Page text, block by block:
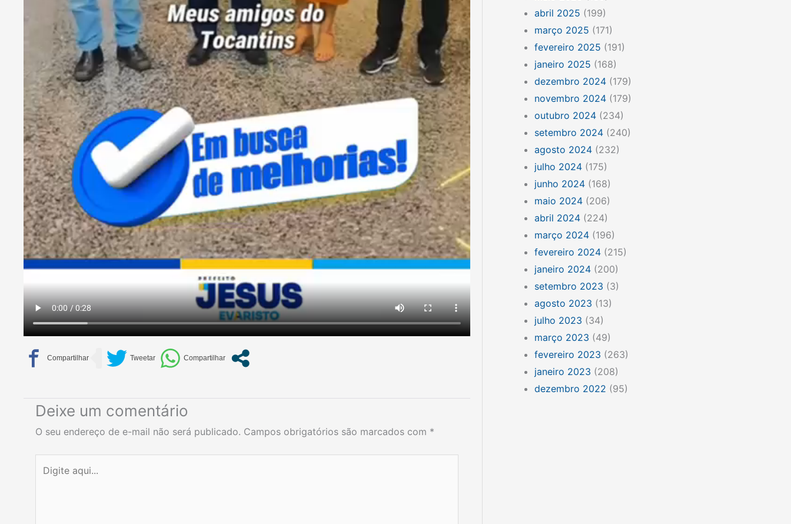
Deixe um comentário
O seu endereço de e-mail não será publicado. Campos obrigatórios são marcados com *
aqui...
abril 2025 (199)
março 2025 (171)
fevereiro 2025 (191)
janeiro 2025 (168)
dezembro 2024 (179)
novembro 2024 (179)
outubro 2024 (234)
setembro 2024 (240)
agosto 2024 (232)
julho 2024 (175)
junho 2024 (168)
maio 2024 (206)
abril 2024 (224)
março 2024 (196)
fevereiro 2024 (215)
janeiro 2024 (200)
setembro 2023 (3)
agosto 2023 (13)
julho 2023 (34)
março 2023 (49)
fevereiro 2023 (263)
janeiro 2023 (208)
dezembro 2022 (95)